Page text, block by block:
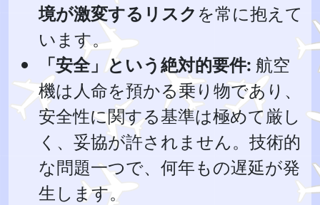
境が激変するリスクを常に抱えて
います。
「安全」という絶対的要件: 航空
機は人命を預かる乗り物であり、
安全性に関する基準は極めて厳し
く、妥協が許されません。技術的
な問題一つで、何年もの遅延が発
生します。